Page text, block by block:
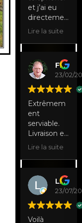
et j’ai eu
directemen
t de la
très gentils
Lire la suite
Francis Damoiseau
23/02/
Extrêmem
ent
serviable.
Livraison et
reprise en
Matériel
bien
présenté et
propreté
Lire la suite
Laurence Nibus
23/07/
Voilà